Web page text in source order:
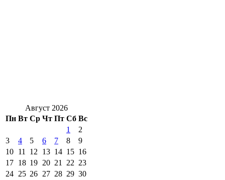
Август 2026
Пн Вт Ср Чт Пт Сб Вс
1
2
3
4 5 6 7 8
9
10 11 12 13 14 15 16
17 18 19 20 21 22 23
24 25 26 27 28 29 30